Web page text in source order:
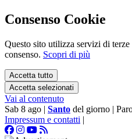
Consenso Cookie
Questo sito utilizza servizi di
consenso. Scopri di più
Accetta tutto
Accetta selezionati
Vai al contenuto
Sab 8 ago | Santo del giorno |
Impressum e contatti |